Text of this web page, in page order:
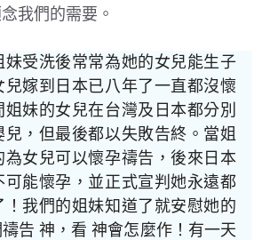
我們的需要。
受洗後常常為她的女兒能生子
嫁到日本已八年了一直都沒懷
妹的女兒在台灣及日本都分別
，但最後都以失敗告終。當姐
女兒可以懷孕禱告，後來日本
能懷孕，並正式宣判她永遠都
我們的姐妹知道了就安慰她的
告 神，看 神會怎麼作！有一天